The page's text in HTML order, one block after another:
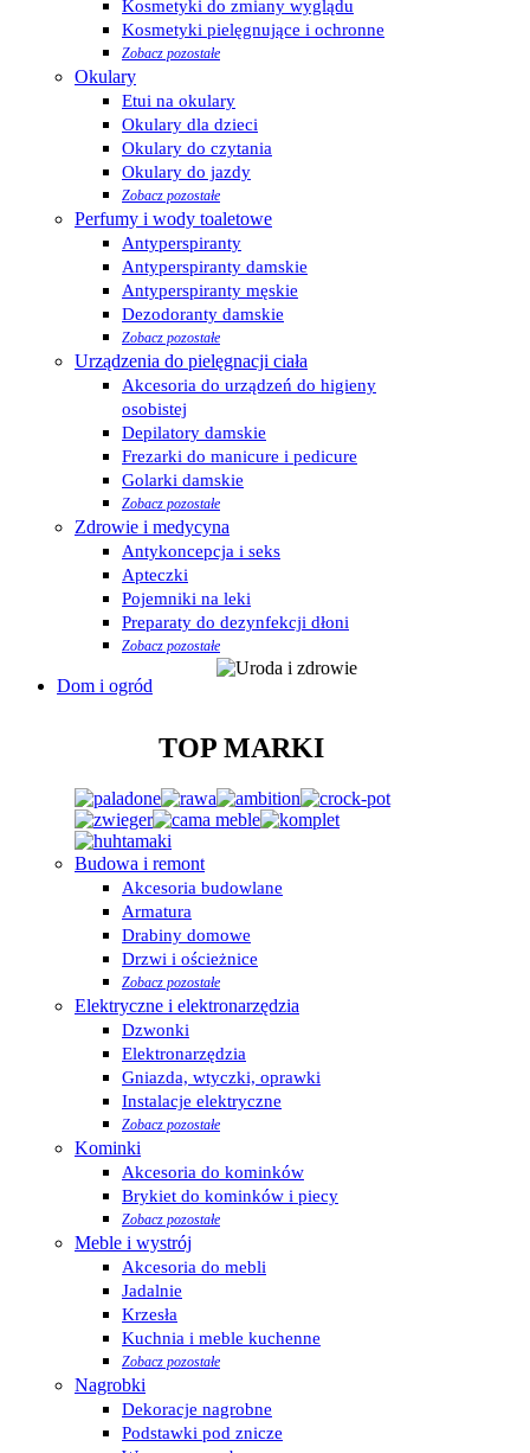
Kosmetyki do zmiany wyglądu
Kosmetyki pielęgnujące i ochronne
Zobacz pozostałe
Okulary
Etui na okulary
Okulary dla dzieci
Okulary do czytania
Okulary do jazdy
Zobacz pozostałe
Perfumy i wody toaletowe
Antyperspiranty
Antyperspiranty damskie
Antyperspiranty męskie
Dezodoranty damskie
Zobacz pozostałe
Urządzenia do pielęgnacji ciała
Akcesoria do urządzeń do higieny
osobistej
Depilatory damskie
Frezarki do manicure i pedicure
Golarki damskie
Zobacz pozostałe
Zdrowie i medycyna
Antykoncepcja i seks
Apteczki
Pojemniki na leki
Preparaty do dezynfekcji dłoni
Zobacz pozostałe
Dom i ogród
TOP MARKI
Budowa i remont
Akcesoria budowlane
Armatura
Drabiny domowe
Drzwi i ościeżnice
Zobacz pozostałe
Elektryczne i elektronarzędzia
Dzwonki
Elektronarzędzia
Gniazda, wtyczki, oprawki
Instalacje elektryczne
Zobacz pozostałe
Kominki
Akcesoria do kominków
Brykiet do kominków i piecy
Zobacz pozostałe
Meble i wystrój
Akcesoria do mebli
Jadalnie
Krzesła
Kuchnia i meble kuchenne
Zobacz pozostałe
Nagrobki
Dekoracje nagrobne
Podstawki pod znicze